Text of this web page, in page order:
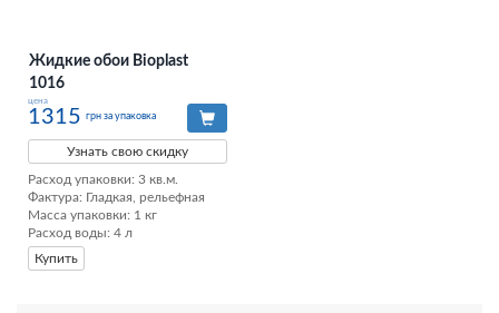
Жидкие обои Bioplast
1016
цена
1315 грн за упаковка
Узнать свою скидку
Расход упаковки: 3 кв.м.
Фактура: Гладкая, рельефная
Масса упаковки: 1 кг
Расход воды: 4 л
Купить